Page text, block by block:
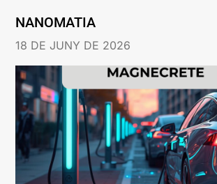
NANOMATIA
18 DE JUNY DE 2026